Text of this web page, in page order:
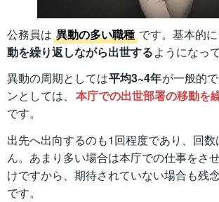
公務員は 異動の多い職種 です。基本的に
動を繰り返しながら出世するようになっ
異動の周期としては平均3~4年が一般的
ンとしては、 本庁での出世部署の移動を
です。
出先へ出向するのも1回程度であり、回
ん。あまり多い場合は本庁での仕事をさ
けですから、期待されていない場合も残
です。